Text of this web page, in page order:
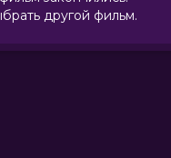
другой фильм.
Принять